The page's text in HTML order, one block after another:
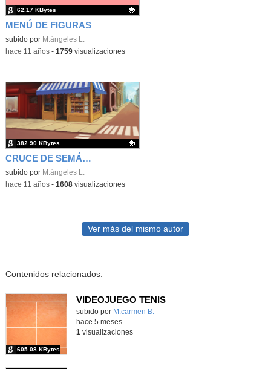
MENÚ DE FIGURAS
Contenido educativo.
subido por M.ángeles L.
62.17 KBytes
-hace 11 años- 1759visualizaciones
CRUCE DE SEMÁFOROS
Contenido educativo.
subido por M.ángeles L.
382.90 KBytes
-hace 11 años- 1608visualizaciones
Ver más del mismo autor
Contenidos relacionados:
VIDEOJUEGO TENIS
Contenido educativo.
subido por M.carmen B.
605.08 KBytes
hace 5 meses
1 visualizaciones